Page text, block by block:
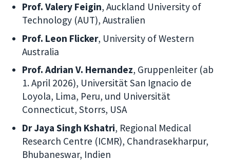
Prof. Valery Feigin, Auckland University of
Technology (AUT), Australien
Prof. Leon Flicker, University of Western
Australia
Prof. Adrian V. Hernandez, Gruppenleiter (ab
1. April 2026), Universität San Ignacio de
Loyola, Lima, Peru, und Universität
Connecticut, Storrs, USA
Dr Jaya Singh Kshatri, Regional Medical
Research Centre (ICMR), Chandrasekharpur,
Bhubaneswar, Indien